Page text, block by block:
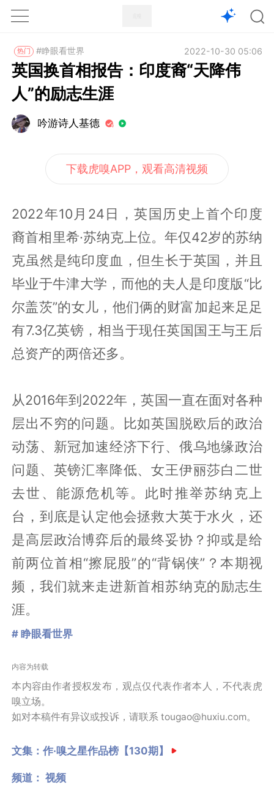
1X
热门 #睁眼看世界 2022-10-30 05:06
英国换首相报告：印度裔“天降伟
人”的励志生涯
吟游诗人基德
下载虎嗅APP，观看高清视频
2022年10月24日，英国历史上首个印度
裔首相里希·苏纳克上位。年仅42岁的苏纳
克虽然是纯印度血，但生长于英国，并且
毕业于牛津大学，而他的夫人是印度版“比
尔盖茨”的女儿，他们俩的财富加起来足足
有7.3亿英镑，相当于现任英国国王与王后
总资产的两倍还多。
从2016年到2022年，英国一直在面对各种
层出不穷的问题。比如英国脱欧后的政治
动荡、新冠加速经济下行、俄乌地缘政治
问题、英镑汇率降低、女王伊丽莎白二世
去世、能源危机等。此时推举苏纳克上
台，到底是认定他会拯救大英于水火，还
是高层政治博弈后的最终妥协？抑或是给
前两位首相“擦屁股”的“背锅侠”？本期视
频，我们就来走进新首相苏纳克的励志生
涯。
# 睁眼看世界
内容为转载
本内容由作者授权发布，观点仅代表作者本人，不代表虎
嗅立场。
如对本稿件有异议或投诉，请联系 tougao@huxiu.com。
文集：作·嗅之星作品榜【130期】
频道： 视频